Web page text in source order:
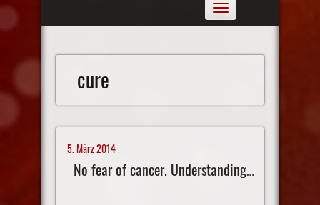
Toggle
navigation
cure
5. März 2014
No fear of cancer. Understanding the New Medicine